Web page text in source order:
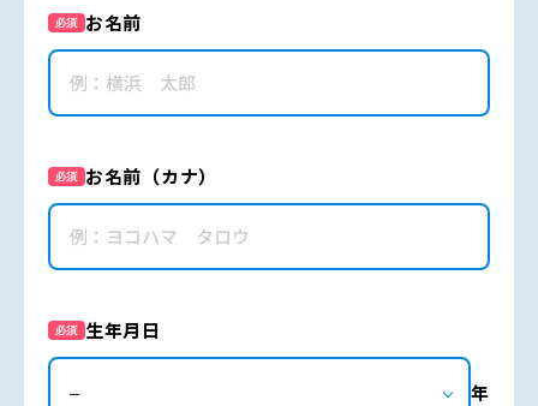
必須 お名前
必須 お名前（カナ）
必須 生年月日
年